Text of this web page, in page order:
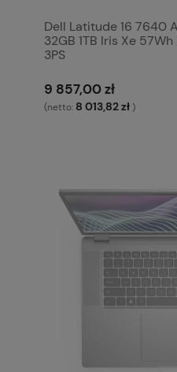
Dell Latitude 16 7640
32GB 1TB Iris Xe 57Wh
3PS
9 857,00 zł
(netto: 8 013,82 zł )